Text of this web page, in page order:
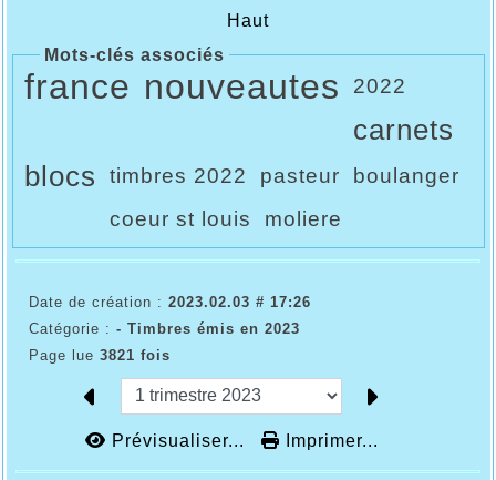
Haut
Mots-clés associés
france nouveautes 2022
carnets
blocs
timbres 2022 pasteur
boulanger
coeur st louis
moliere
Date de création : 2023.02.03 # 17:26
Catégorie : - Timbres émis en 2023
Page lue 3821 fois
Prévisualiser... Imprimer...